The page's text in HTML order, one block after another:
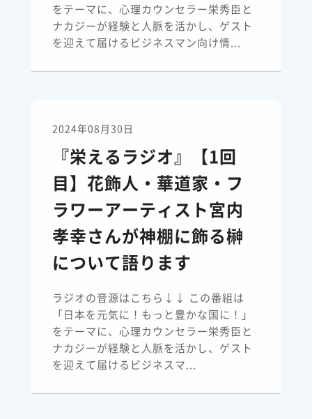
をテーマに、心理カウンセラー栄秀臣と
ナカジーが経験と人脈を活かし、ゲスト
を迎えて届けるビジネスマン向け情...
2024年08月30日
『栄えるラジオ』【1回
目】花飾人・華道家・フ
ラワーアーティスト宮内
孝幸さんが神棚に飾る榊
について語ります
ラジオの音源はこちら↓↓ この番組は
「日本を元気に！もっと豊かな国に！」
をテーマに、心理カウンセラー栄秀臣と
ナカジーが経験と人脈を活かし、ゲスト
を迎えて届けるビジネスマ...